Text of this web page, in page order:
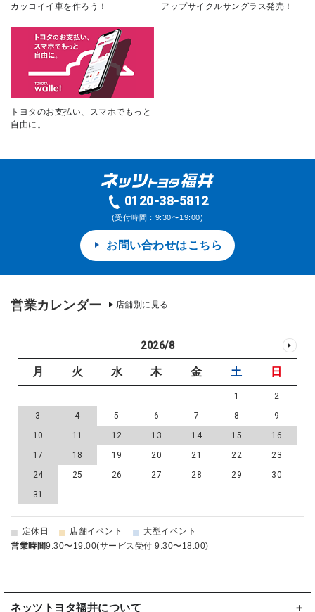
カッコイイ車を作ろう！ アップサイクルサングラス発売！
トヨタのお支払い、スマホでもっと
自由に。
0120-38-5812
(受付時間：9:30〜19:00)
お問い合わせはこちら
営業カレンダー 店舗別に見る
2026/8
月 火 水 木 金 土 日
1
2
3
4 5 6 7 8
9
10
11 12 13 14 15
16
17
18 19 20 21 22
23
24
25 26 27 28 29
30
31
■ 定休日 ■ 店舗イベント ■ 大型イベント
営業時間9:30〜19:00(サービス受付 9:30〜18:00)
ネッツトヨタ福井について